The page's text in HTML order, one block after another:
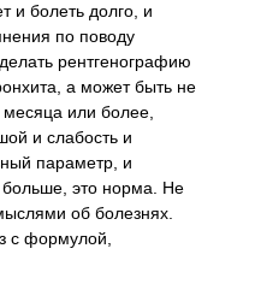
и болеть долго, и
по поводу
рентгенографию
а может быть не
или более,
и слабость и
параметр, и
это норма. Не
об болезнях.
с формулой,